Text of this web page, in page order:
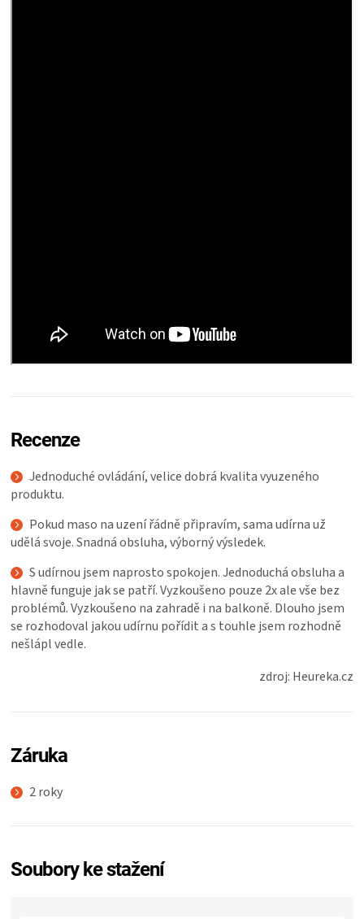
Recenze
Jednoduché ovládání, velice dobrá kvalita vyuzeného
produktu.
Pokud maso na uzení řádně připravím, sama udírna už
udělá svoje. Snadná obsluha, výborný výsledek.
S udírnou jsem naprosto spokojen. Jednoduchá obsluha a
hlavně funguje jak se patří. Vyzkoušeno pouze 2x ale vše bez
problémů. Vyzkoušeno na zahradě i na balkoně. Dlouho jsem
se rozhodoval jakou udírnu pořídit a s touhle jsem rozhodně
nešlápl vedle.
zdroj: Heureka.cz
Záruka
2 roky
Soubory ke stažení